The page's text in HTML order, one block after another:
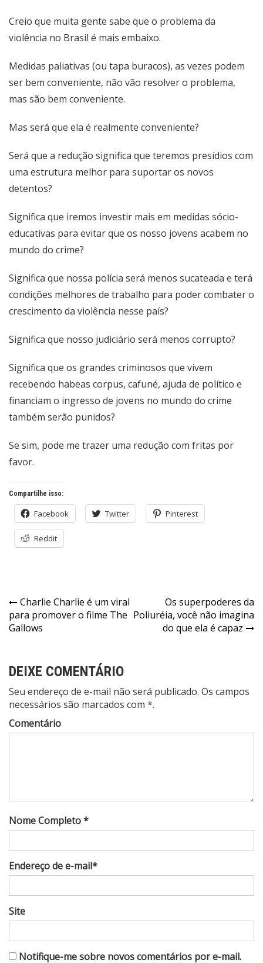
Creio que muita gente sabe que o problema da
violência no Brasil é mais embaixo.
Medidas paliativas (ou tapa buracos), as vezes podem
ser bem conveniente, não vão resolver o problema,
mas são bem conveniente.
Mas será que ela é realmente conveniente?
Será que a redução significa que teremos presídios com
uma estrutura melhor para suportar os novos
detentos?
Significa que iremos investir mais em medidas sócio-
educativas para evitar que os nosso jovens acabem no
mundo do crime?
Significa que nossa polícia será menos sucateada e terá
condições melhores de trabalho para poder combater o
crescimento da violência nesse país?
Significa que nosso judiciário será menos corrupto?
Significa que os grandes criminosos que vivem
recebendo habeas corpus, cafuné, ajuda de político e
financiam o ingresso de jovens no mundo do crime
também serão punidos?
Se sim, pode me trazer uma redução com fritas por
favor.
Compartilhe isso:
Facebook Twitter Pinterest
Reddit
Navegação
de
Charlie Charlie é um viral
para promover o filme The
Gallows
Os superpoderes da
Poliuréia, você não imagina
do que ela é capaz
DEIXE COMENTÁRIO
Seu endereço de e-mail não será publicado. Os campos
necessários são marcados com *.
Comentário
Nome Completo *
Endereço de e-mail*
Site
Notifique-me sobre novos comentários por e-mail.